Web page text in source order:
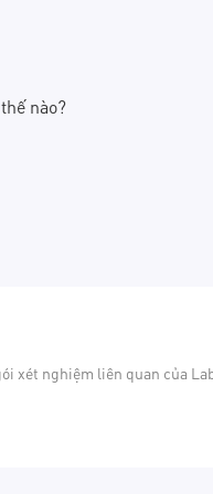
nào?
xét nghiệm liên quan của